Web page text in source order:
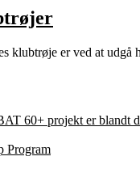
klubtrøje er ved at
60+ projekt er blandt
Program